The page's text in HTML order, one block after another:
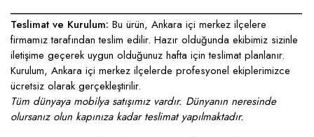
____________________________________________________
Teslimat ve Kurulum: Bu ürün, Ankara içi merkez ilçelere
firmamız tarafından teslim edilir. Hazır olduğunda ekibimiz sizinle
iletişime geçerek uygun olduğunuz hafta için teslimat planlanır.
Kurulum, Ankara içi merkez ilçelerde profesyonel ekiplerimizce
ücretsiz olarak gerçekleştirilir.
Tüm dünyaya mobilya satışımız vardır. Dünyanın neresinde
olursanız olun kapınıza kadar teslimat yapılmaktadır.